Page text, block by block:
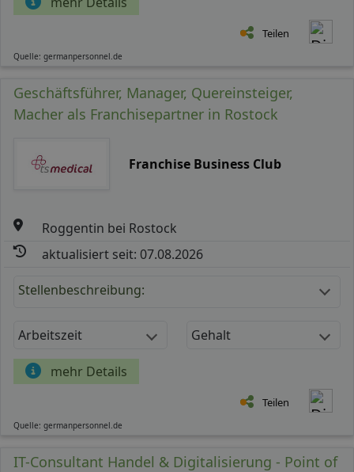
Teilen
Quelle: germanpersonnel.de
Geschäftsführer, Manager, Quereinsteiger,
Macher als Franchisepartner in Rostock
Franchise Business Club
Roggentin bei Rostock
aktualisiert seit: 07.08.2026
Stellenbeschreibung:
Arbeitszeit Gehalt
mehr Details
Teilen
Quelle: germanpersonnel.de
IT-Consultant Handel & Digitalisierung - Point of